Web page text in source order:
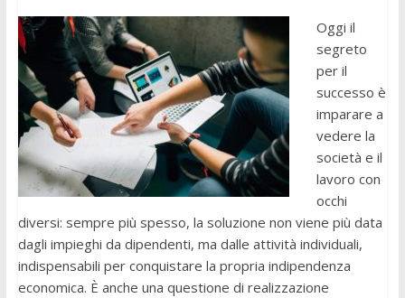
Oggi il
segreto
per il
successo è
imparare a
vedere la
società e il
lavoro con
occhi
diversi: sempre più spesso, la soluzione non viene più data
dagli impieghi da dipendenti, ma dalle attività individuali,
indispensabili per conquistare la propria indipendenza
economica. È anche una questione di realizzazione